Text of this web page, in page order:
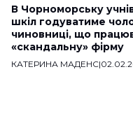
В Чорноморську
шкіл годуватиме
чиновниці, що
«скандальну» фірму
КАТЕРИНА МАДЕНС|